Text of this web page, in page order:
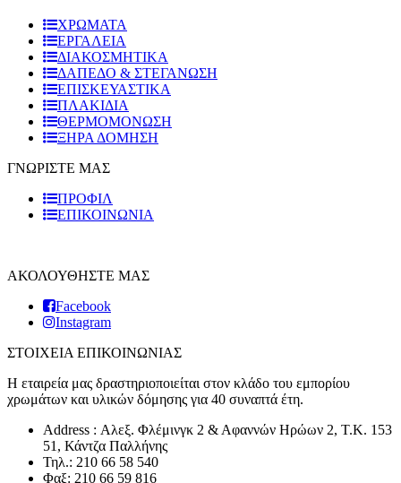
ΧΡΩΜΑΤΑ
ΕΡΓΑΛΕΙΑ
ΔΙΑΚΟΣΜΗΤΙΚΑ
ΔΑΠΕΔΟ & ΣΤΕΓΑΝΩΣΗ
ΕΠΙΣΚΕΥΑΣΤΙΚΑ
ΠΛΑΚΙΔΙA
ΘΕΡΜΟΜΟΝΩΣΗ
ΞΗΡΑ ΔΟΜΗΣΗ
ΓΝΩΡΙΣΤΕ ΜΑΣ
ΠΡΟΦΙΛ
ΕΠΙΚΟΙΝΩΝΙΑ
ΑΚΟΛΟΥΘΗΣΤΕ ΜΑΣ
Facebook
Instagram
ΣΤΟΙΧΕΙΑ ΕΠΙΚΟΙΝΩΝΙΑΣ
Η εταιρεία μας δραστηριοποιείται στον κλάδο του εμπορίου
χρωμάτων και υλικών δόμησης για 40 συναπτά έτη.
Address : Αλεξ. Φλέμινγκ 2 & Αφαννών Ηρώων 2, T.K. 153
51, Κάντζα Παλλήνης
Τηλ.: 210 66 58 540
Φαξ: 210 66 59 816